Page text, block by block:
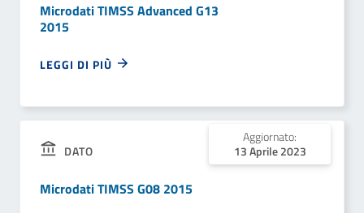
Microdati TIMSS Advanced G13
2015
LEGGI DI PIÙ
DATO
Aggiornato:
13 Aprile 2023
Microdati TIMSS G08 2015